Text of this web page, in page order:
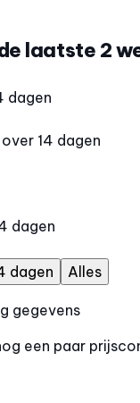
laatste 2
dagen
14 dagen
dagen
dagen Alles
gegevens
een paar